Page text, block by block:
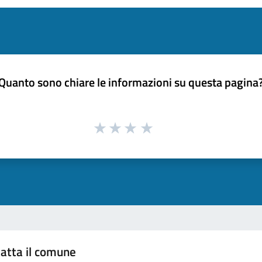
sono chiare le informazioni su questa
il comune